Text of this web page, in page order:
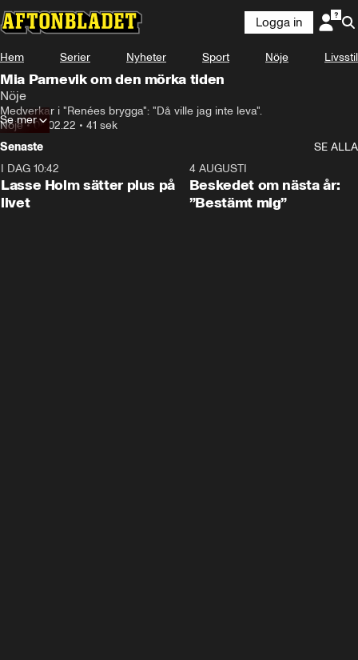
Logga in
Hem Serier Nyheter Sport Nöje Livsstil
Mia Parnevik om den mörka tiden
Nöje
Medverkar i "Renées brygga": "Då ville jag inte leva".
Nöje•06.02.22 • 41 sek
Se mer
Senaste
SE ALLA
I DAG 10:42
Lasse Holm sätter plus på
livet
4 AUGUSTI
Beskedet om nästa år:
”Bestämt mig”